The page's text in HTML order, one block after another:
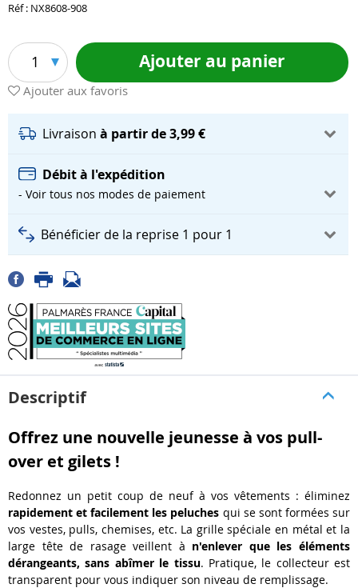
Réf : NX8608-908
1 Ajouter au panier
Ajouter aux favoris
Livraison à partir de 3,99 €
Débit à l'expédition
- Voir tous nos modes de paiement
Bénéficier de la reprise 1 pour 1
Descriptif
Offrez une nouvelle jeunesse à vos pull-
over et gilets !
Redonnez un petit coup de neufà vos vêtements : éliminez
rapidement et facilement les peluches qui se sont formées sur
vos vestes, pulls, chemises, etc. La grille spéciale en métal et la
large tête de rasageveillent à n'enlever que les éléments
dérangeants,sans abîmer le tissu. Pratique, le collecteurest
transparent pour vous indiquer son niveau de remplissage.